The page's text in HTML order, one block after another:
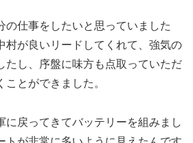
の仕事をしたいと思っていました
村が良いリードしてくれて、強気の
たし、序盤に味方も点取っていただ
とができました。
に戻ってきてバッテリーを組みまし